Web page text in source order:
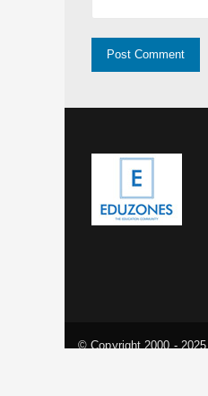
© Copyright 2000 - 2025